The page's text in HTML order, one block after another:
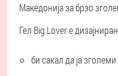
Македонија за брзо
Гел Big Lover е
би сакал да ја